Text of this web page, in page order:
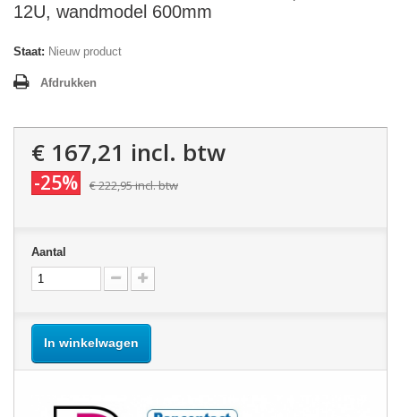
12U, wandmodel 600mm
Staat: Nieuw product
Afdrukken
€ 167,21 incl. btw
-25% € 222,95incl. btw
Aantal
In winkelwagen